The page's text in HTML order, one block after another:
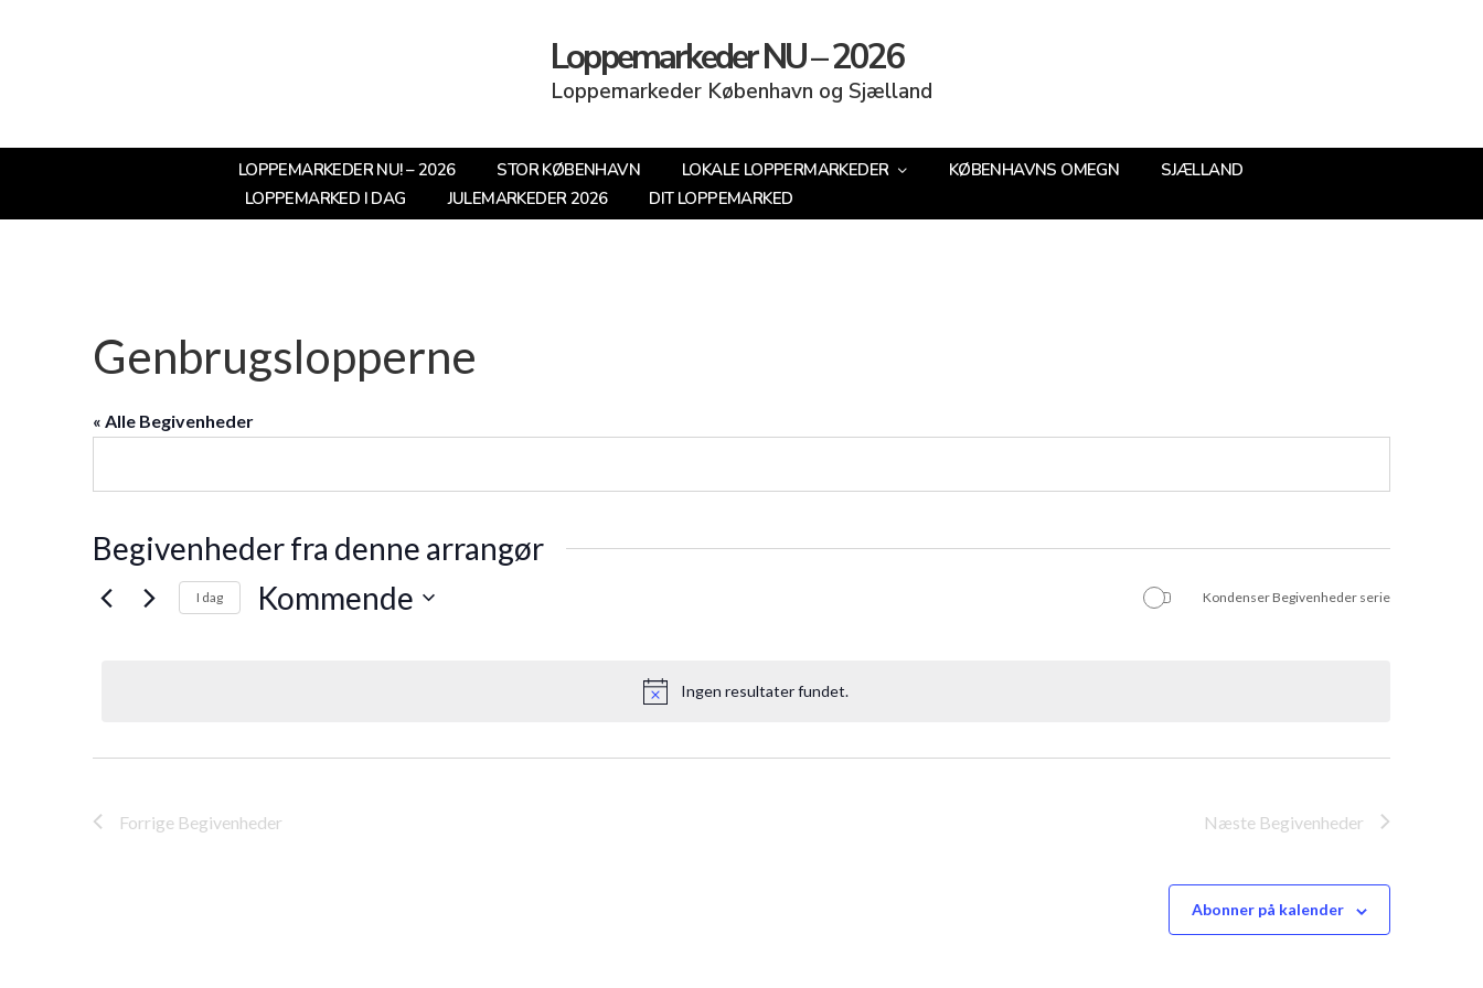
Loppemarkeder NU – 2026
Loppemarkeder København og Sjælland
LOPPEMARKEDER NU! – 2026 STOR KØBENHAVN LOKALE LOPPERMARKEDER KØBENHAVNS OMEGN
SJÆLLAND
LOPPEMARKED I DAG
JULEMARKEDER 2026 DIT LOPPEMARKED
Genbrugslopperne
« Alle Begivenheder
Begivenheder fra denne arrangør
Notice
Ingen resultater fundet.
I dag Kommende Kondenser Begivenheder serie
Forrige Begivenheder Næste Begivenheder
Abonner på kalender